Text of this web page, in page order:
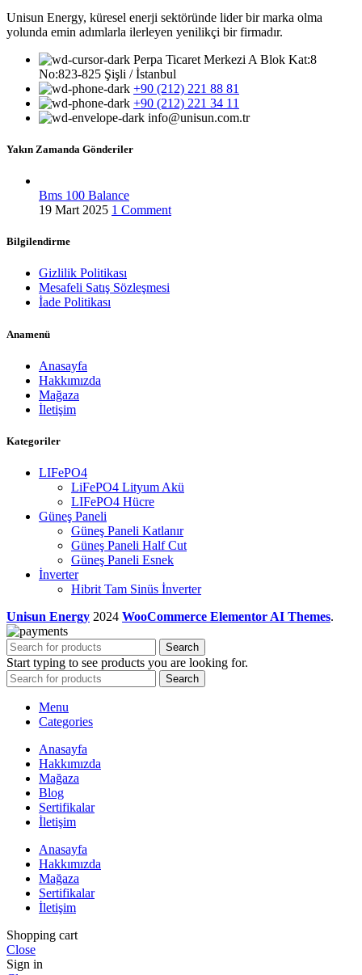
Unisun Energy, küresel enerji sektöründe lider bir marka olma
yolunda emin adımlarla ilerleyen yenilikçi bir firmadır.
Perpa Ticaret Merkezi A Blok Kat:8
No:823-825 Şişli / İstanbul
+90 (212) 221 88 81
+90 (212) 221 34 11
info@unisun.com.tr
Yakın Zamanda Gönderiler
Bms 100 Balance
19 Mart 2025 1 Comment
Bilgilendirme
Gizlilik Politikası
Mesafeli Satış Sözleşmesi
İade Politikası
Anamenü
Anasayfa
Hakkımızda
Mağaza
İletişim
Kategoriler
LIFePO4
LiFePO4 Lityum Akü
LIFePO4 Hücre
Güneş Paneli
Güneş Paneli Katlanır
Güneş Paneli Half Cut
Güneş Paneli Esnek
İnverter
Hibrit Tam Sinüs İnverter
Unisun Energy 2024 WooCommerce Elementor AI Themes.
Search
Start typing to see products you are looking for.
Search
Menu
Categories
Anasayfa
Hakkımızda
Mağaza
Blog
Sertifikalar
İletişim
Anasayfa
Hakkımızda
Mağaza
Sertifikalar
İletişim
Shopping cart
Close
Sign in